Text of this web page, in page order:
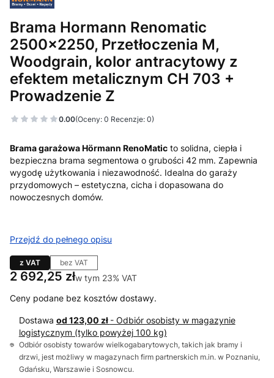
Brama Hormann Renomatic
2500x2250, Przetłoczenia M,
Woodgrain, kolor antracytowy z
efektem metalicznym CH 703 +
Prowadzenie Z
0.00(Oceny: 0 Recenzje: 0)
Brama garażowa Hörmann RenoMatic to solidna, ciepła i
bezpieczna brama segmentowa o grubości 42 mm. Zapewnia
wygodę użytkowania i niezawodność. Idealna do garaży
przydomowych – estetyczna, cicha i dopasowana do
nowoczesnych domów.
Przejdź do pełnego opisu
z VAT bez VAT
Cena
2 692,25 złw tym 23% VAT
w tym 23% VAT
Ceny podane bez kosztów dostawy.
Dostawa od 123,00 zł - Odbiór osobisty w magazynie
logistycznym (tylko powyżej 100 kg)
Odbiór osobisty towarów wielkogabarytowych, takich jak bramy i
drzwi, jest możliwy w magazynach firm partnerskich m.in. w Poznaniu,
Gdańsku, Warszawie i Sosnowcu.